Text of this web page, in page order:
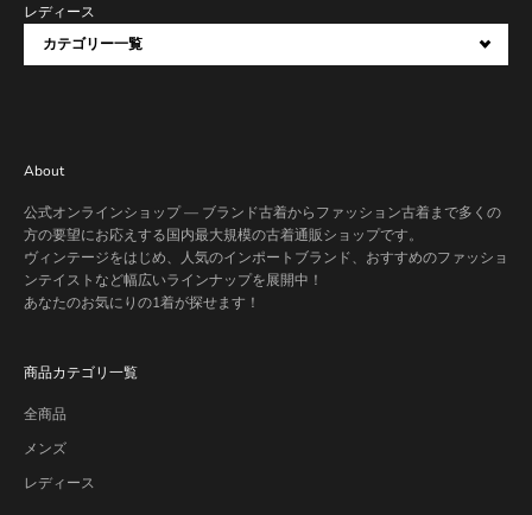
レディース
カテゴリー一覧
About
公式オンラインショップ — ブランド古着からファッション古着まで多くの
方の要望にお応えする国内最大規模の古着通販ショップです。
ヴィンテージをはじめ、人気のインポートブランド、おすすめのファッショ
ンテイストなど幅広いラインナップを展開中！
あなたのお気にりの1着が探せます！
商品カテゴリ一覧
全商品
メンズ
レディース